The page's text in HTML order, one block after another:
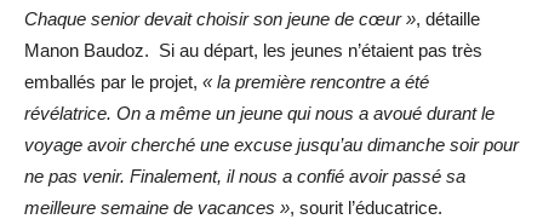
Chaque senior devait choisir son jeune de cœur », détaille
Manon Baudoz. Si au départ, les jeunes n’étaient pas très
emballés par le projet, « la première rencontre a été
révélatrice. On a même un jeune qui nous a avoué durant le
voyage avoir cherché une excuse jusqu’au dimanche soir pour
ne pas venir. Finalement, il nous a confié avoir passé sa
meilleure semaine de vacances », sourit l’éducatrice.